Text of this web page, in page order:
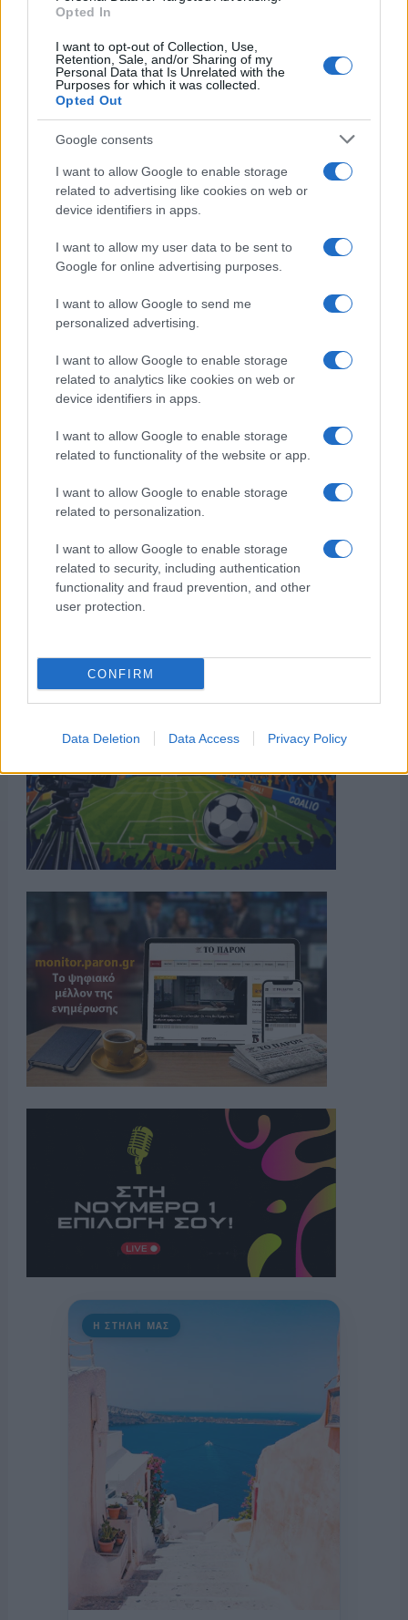
Opted In
I want to opt-out of Collection, Use,
Retention, Sale, and/or Sharing of my
Personal Data that Is Unrelated with the
Purposes for which it was collected.
Opted Out
Google consents
I want to allow Google to enable storage
related to advertising like cookies on web or
device identifiers in apps.
I want to allow my user data to be sent to
Google for online advertising purposes.
I want to allow Google to send me
personalized advertising.
I want to allow Google to enable storage
related to analytics like cookies on web or
device identifiers in apps.
I want to allow Google to enable storage
related to functionality of the website or app.
I want to allow Google to enable storage
related to personalization.
I want to allow Google to enable storage
related to security, including authentication
functionality and fraud prevention, and other
user protection.
CONFIRM
Data Deletion Data Access Privacy Policy
ΑΙΧΜΕΣ: Και άλλες αποχωρήσεις και
άλλες συμφωνίες
Το Καλοκαίρι αυτό στα ΜΜΕ θυμίζει αίθουσα αφίξεων και
αναχωρήσεων αεροδρομίου. Άλλοι γνωρίζουν τον
προορισμό τους και άλλοι αλλάζουν πορεία, ενώ έχουν
ξεκινήσει για άλλου καταλήγουν σε άλλο σημείο. Η
κινητικότητα είναι συνάρτηση πολλών παραγόντων,
ορισμένοι εκ των οποίων δεν είναι ορατοί προς το
κυβέρνηση, […]
Η ΣΤΗΛΗ ΜΑΣ